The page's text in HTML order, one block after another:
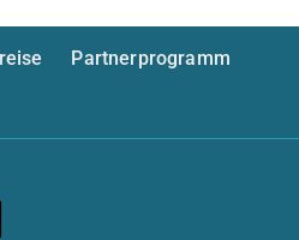
Partnerprogramm